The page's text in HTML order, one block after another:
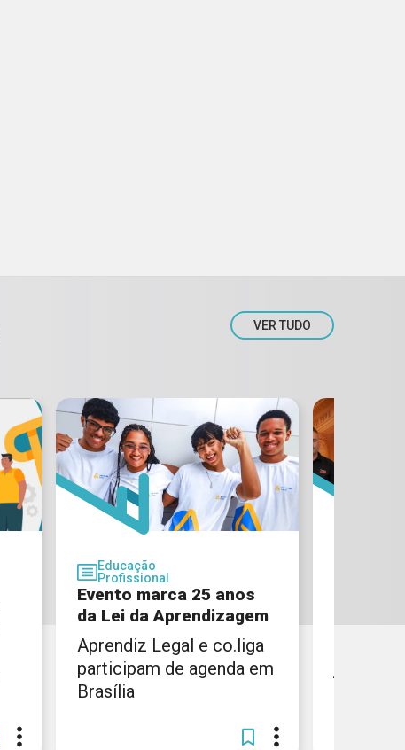
VER TUDO
Educação
Profissional
Evento marca 25 anos
da Lei da Aprendizagem
Aprendiz Legal e co.liga
participam de agenda em
Brasília